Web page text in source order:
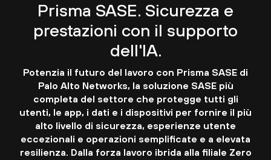
Prisma SASE. Sicurezza e
prestazioni con il supporto
dell'IA.
Potenzia il futuro del lavoro con Prisma SASE di
Palo Alto Networks, la soluzione SASE più
completa del settore che protegge tutti gli
utenti, le app, i dati e i dispositivi per fornire il più
alto livello di sicurezza, esperienze utente
eccezionali e operazioni semplificate e a elevata
resilienza. Dalla forza lavoro ibrida alla filiale Zero